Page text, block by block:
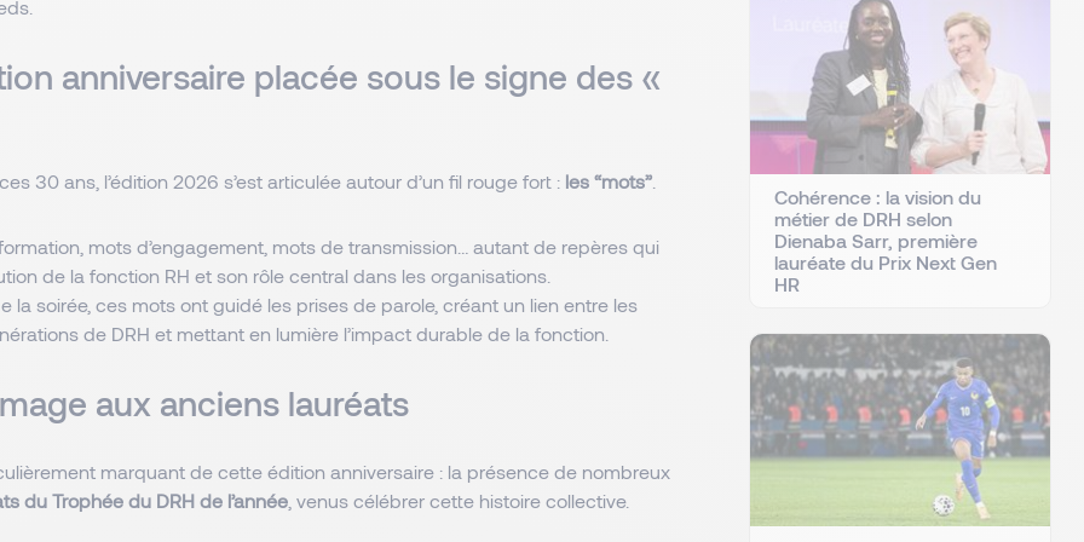
anniversaire placée sous le signe des «
30 ans, l’édition 2026 s’est articulée autour d’un fil rouge fort : les “mots”
mots d’engagement, mots de transmission… autant de repères qui
de la fonction RH et son rôle central dans les organisations.
la soirée, ces mots ont guidé les prises de parole, créant un lien entre les
de DRH et mettant en lumière l’impact durable de la fonction.
aux anciens lauréats
marquant de cette édition anniversaire : la présence de nombreux
du Trophée du DRH de l’année , venus célébrer cette histoire collective.
Cohérence : la vision du
métier de DRH selon
Dienaba Sarr, première
lauréate du Prix Next Gen
HR